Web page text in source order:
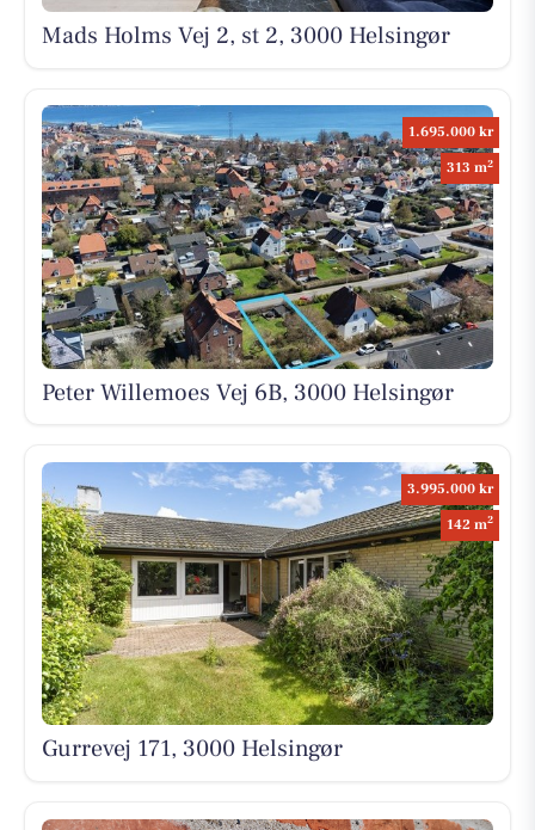
Mads Holms Vej 2, st 2, 3000 Helsingør
1.695.000 kr
313 m2
Peter Willemoes Vej 6B, 3000 Helsingør
3.995.000 kr
142 m2
Gurrevej 171, 3000 Helsingør